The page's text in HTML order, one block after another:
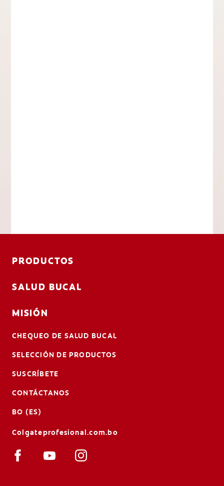
PRODUCTOS
SALUD BUCAL
MISIÓN
CHEQUEO DE SALUD BUCAL
SELECCIÓN DE PRODUCTOS
SUSCRÍBETE
CONTÁCTANOS
BO (ES)
Colgateprofesional.com.bo